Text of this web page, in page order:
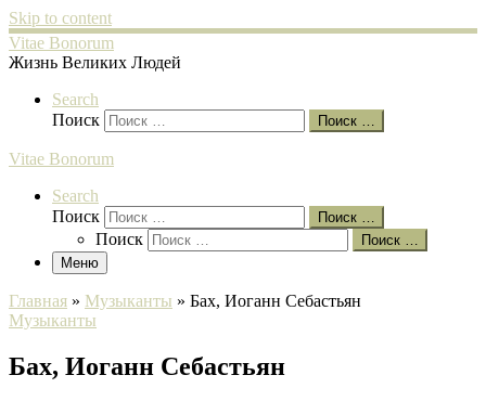
Skip to content
Vitae Bonorum
Жизнь Великих Людей
Search
Поиск
Поиск …
Vitae Bonorum
Search
Поиск
Поиск …
Поиск
Поиск …
Меню
Главная » Музыканты » Бах, Иоганн Себастьян
Музыканты
Бах, Иоганн Себастьян